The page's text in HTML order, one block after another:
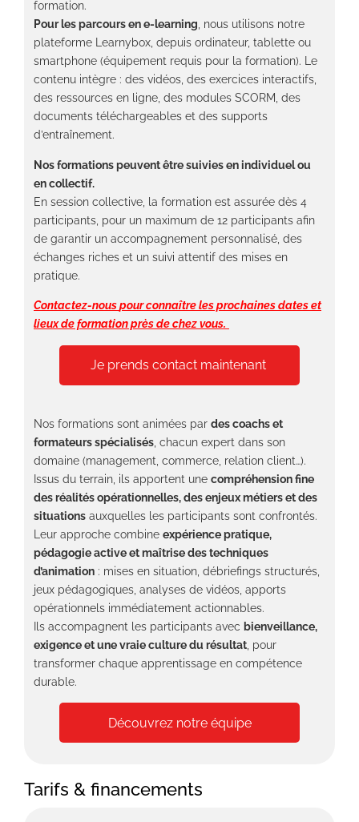
formation.
Pour les parcours en e-learning, nous utilisons notre
plateforme Learnybox, depuis ordinateur, tablette ou
smartphone (équipement requis pour la formation). Le
contenu intègre : des vidéos, des exercices interactifs,
des ressources en ligne, des modules SCORM, des
documents téléchargeables et des supports
d’entraînement.
Nos formations peuvent être suivies en individuel ou
en collectif.
En session collective, la formation est assurée dès 4
participants, pour un maximum de 12 participants afin
de garantir un accompagnement personnalisé, des
échanges riches et un suivi attentif des mises en
pratique.
Contactez-nouspour connaître les prochaines dates et
lieux de formation près de chez vous.
Je prends contact maintenant
Nos formations sont animées par des coachs et
formateurs spécialisés , chacun expert dans son
domaine (management, commerce, relation client…).
Issus du terrain, ils apportent une compréhension fine
des réalités opérationnelles, des enjeux métiers et des
situations auxquelles les participants sont confrontés.
Leur approche combine expérience pratique,
pédagogie active et maîtrise des techniques
d’animation : mises en situation, débriefings structurés,
jeux pédagogiques, analyses de vidéos, apports
opérationnels immédiatement actionnables.
Ils accompagnent les participants avec bienveillance,
exigence et une vraie culture du résultat , pour
transformer chaque apprentissage en compétence
durable.
Découvrez notre équipe
Tarifs & financements